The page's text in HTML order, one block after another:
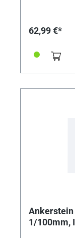
62,99 €*
Ankerstein
1/100mm,